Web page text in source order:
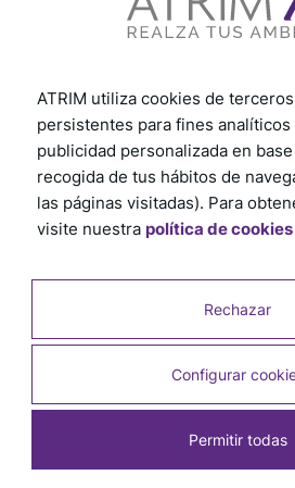
Instalación
Descubre cómo instalar
hasta el acabado final.
complicaciones. Sigue los
recomendaciones útiles, te
ATRIM utiliza cookies de
persistentes para fines
publicidad personalizada en
recogida de tus hábitos de
las páginas visitadas). Para
visite nuestra política de cookies
Rechazar
Configurar
Permitir todas